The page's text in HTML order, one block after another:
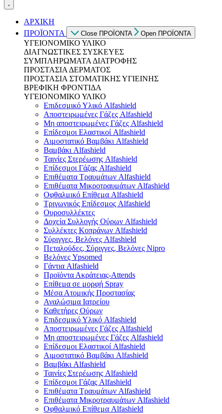
ΑΡΧΙΚΗ
ΠΡΟΪΟΝΤΑ
Close ΠΡΟΪΟΝΤΑ Open ΠΡΟΪΟΝΤΑ
ΥΓΕΙΟΝΟΜΙΚΟ ΥΛΙΚΟ
ΔΙΑΓΝΩΣΤΙΚΕΣ ΣΥΣΚΕΥΕΣ
ΣΥΜΠΛΗΡΩΜΑΤΑ ΔΙΑΤΡΟΦΗΣ
ΠΡΟΣΤΑΣΙΑ ΔΕΡΜΑΤΟΣ
ΠΡΟΣΤΑΣΙΑ ΣΤΟΜΑΤΙΚΗΣ ΥΓΙΕΙΝΗΣ
ΒΡΕΦΙΚΗ ΦΡΟΝΤΙΔΑ
ΥΓΕΙΟΝΟΜΙΚΟ ΥΛΙΚΟ
Επιδεσμικό Υλικό Alfashield
Αποστειρωμένες Γάζες Alfashield
Μη αποστειρωμένες Γάζες Alfashield
Επίδεσμοι Ελαστικοί Alfashield
Αιμοστατικό Βαμβάκι Alfashield
Βαμβάκι Alfashield
Ταινίες Στερέωσης Alfashield
Επίδεσμοι Γάζας Alfashield
Επιθέματα Τραυμάτων Alfashield
Επιθέματα Μικροτραυμάτων Alfashield
Οφθαλμικό Eπίθεμα Alfashield
Τριγωνικός Επίδεσμος Alfashield
Ουροσυλλέκτες
Δοχεία Συλλογής Ούρων Alfashield
Συλλέκτες Κοπράνων Alfashield
Σύριγγες, Βελόνες Alfashield
Πεταλούδες, Σύριγγες, Βελόνες Nipro
Βελόνες Ypsomed
Γάντια Alfashield
Προϊόντα Ακράτειας-Attends
Επίθεμα σε μορφή Spray
Μέσα Ατομικής Προστασίας
Αναλώσιμα Ιατρείου
Καθετήρες Ούρων
Επιδεσμικό Υλικό Alfashield
Αποστειρωμένες Γάζες Alfashield
Μη αποστειρωμένες Γάζες Alfashield
Επίδεσμοι Ελαστικοί Alfashield
Αιμοστατικό Βαμβάκι Alfashield
Βαμβάκι Alfashield
Ταινίες Στερέωσης Alfashield
Επίδεσμοι Γάζας Alfashield
Επιθέματα Τραυμάτων Alfashield
Επιθέματα Μικροτραυμάτων Alfashield
Οφθαλμικό Eπίθεμα Alfashield